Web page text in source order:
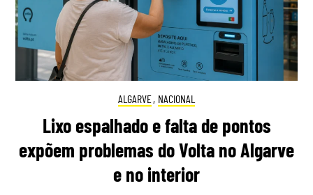
ALGARVE, NACIONAL
Lixo espalhado e falta de pontos
expõem problemas do Volta no Algarve
e no interior